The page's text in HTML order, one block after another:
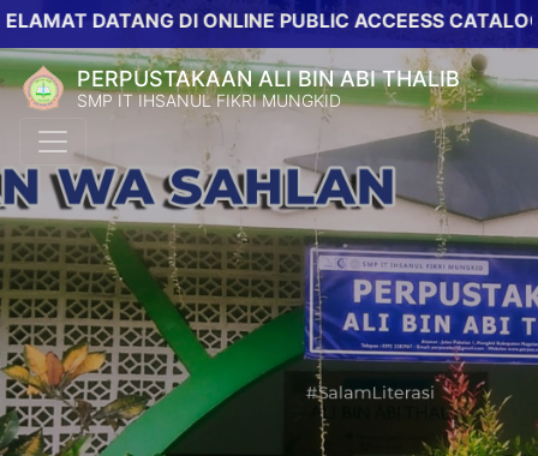
DATANG DI ONLINE PUBLIC ACCEESS CATALOG
PERPUSTAKAAN ALI BIN ABI THALIB
SMP IT IHSANUL FIKRI MUNGKID